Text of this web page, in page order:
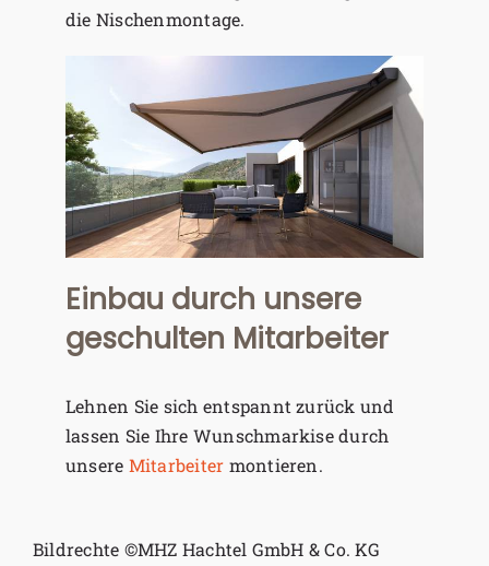
die Nischenmontage.
Einbau durch unsere
geschulten Mitarbeiter
Lehnen Sie sich entspannt zurück und
lassen Sie Ihre Wunschmarkise durch
unsere Mitarbeiter montieren.
Bildrechte ©MHZ Hachtel GmbH & Co. KG